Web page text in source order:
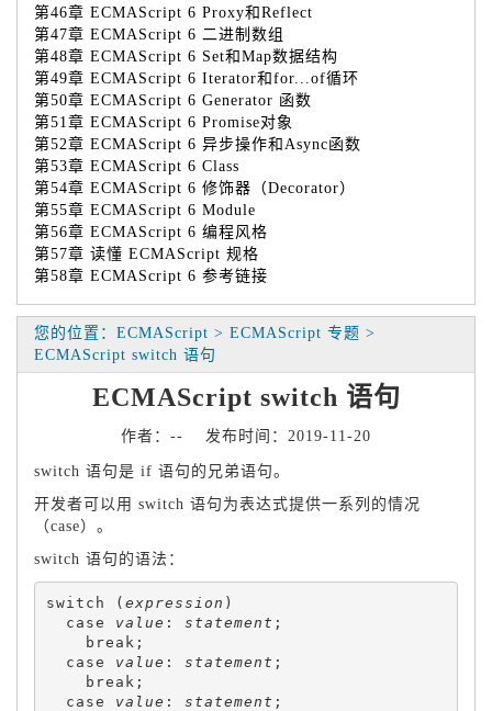
第46章 ECMAScript 6 Proxy和Reflect
第47章 ECMAScript 6 二进制数组
第48章 ECMAScript 6 Set和Map数据结构
第49章 ECMAScript 6 Iterator和for...of循环
第50章 ECMAScript 6 Generator 函数
第51章 ECMAScript 6 Promise对象
第52章 ECMAScript 6 异步操作和Async函数
第53章 ECMAScript 6 Class
第54章 ECMAScript 6 修饰器（Decorator）
第55章 ECMAScript 6 Module
第56章 ECMAScript 6 编程风格
第57章 读懂 ECMAScript 规格
第58章 ECMAScript 6 参考链接
您的位置：ECMAScript > ECMAScript 专题 >
ECMAScript switch 语句
ECMAScript switch 语句
作者：-- 发布时间：2019-11-20
switch 语句是 if 语句的兄弟语句。
开发者可以用 switch 语句为表达式提供一系列的情况
（case）。
switch 语句的语法：
switch ( expression )
  case
value : statement ;
  case
value : statement ;
  case
value : statement ;